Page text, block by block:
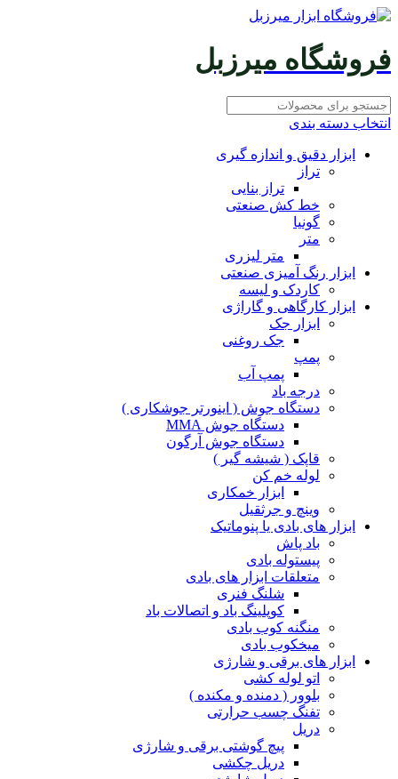
فروشگاه میرزبل
انتخاب دسته بندی
ابزار دقیق و اندازه گیری
تراز
تراز بنایی
خط کش صنعتی
گونیا
متر
متر لیزری
ابزار رنگ آمیزی صنعتی
کاردک و لیسه
ابزار کارگاهی و گاراژی
ابزار جک
جک روغنی
پمپ
پمپ آب
درجه باد
دستگاه جوش ( اینورتر جوشکاری )
دستگاه جوش MMA
دستگاه جوش آرگون
قاپک ( شیشه گیر )
لوله خم کن
ابزار خمکاری
وینچ و جرثقیل
ابزار های بادی یا پنوماتیک
باد پاش
پیستوله بادی
متعلقات ابزار های بادی
شلنگ فنری
کوپلینگ باد و اتصالات باد
منگنه کوب بادی
میخکوب بادی
ابزار های برقی و شارژی
اتو لوله کشی
بلوور ( دمنده و مکنده )
تفنگ چسب حرارتی
دریل
پیچ گوشتی برقی و شارژی
دریل چکشی